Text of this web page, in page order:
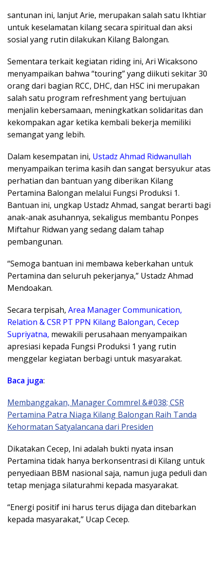
santunan ini, lanjut Arie, merupakan salah satu Ikhtiar
untuk keselamatan kilang secara spiritual dan aksi
sosial yang rutin dilakukan Kilang Balongan.
Sementara terkait kegiatan riding ini, Ari Wicaksono
menyampaikan bahwa “touring” yang diikuti sekitar 30
orang dari bagian RCC, DHC, dan HSC ini merupakan
salah satu program refreshment yang bertujuan
menjalin kebersamaan, meningkatkan solidaritas dan
kekompakan agar ketika kembali bekerja memiliki
semangat yang lebih.
Dalam kesempatan ini, Ustadz Ahmad Ridwanullah
menyampaikan terima kasih dan sangat bersyukur atas
perhatian dan bantuan yang diberikan Kilang
Pertamina Balongan melalui Fungsi Produksi 1.
Bantuan ini, ungkap Ustadz Ahmad, sangat berarti bagi
anak-anak asuhannya, sekaligus membantu Ponpes
Miftahur Ridwan yang sedang dalam tahap
pembangunan.
“Semoga bantuan ini membawa keberkahan untuk
Pertamina dan seluruh pekerjanya,” Ustadz Ahmad
Mendoakan.
Secara terpisah, Area Manager Communication,
Relation & CSR PT PPN Kilang Balongan, Cecep
Supriyatna, mewakili perusahaan menyampaikan
apresiasi kepada Fungsi Produksi 1 yang rutin
menggelar kegiatan berbagi untuk masyarakat.
Baca juga:
Membanggakan, Manager Commrel &#038; CSR
Pertamina Patra Niaga Kilang Balongan Raih Tanda
Kehormatan Satyalancana dari Presiden
Dikatakan Cecep, Ini adalah bukti nyata insan
Pertamina tidak hanya berkonsentrasi di Kilang untuk
penyediaan BBM nasional saja, namun juga peduli dan
tetap menjaga silaturahmi kepada masyarakat.
“Energi positif ini harus terus dijaga dan ditebarkan
kepada masyarakat,” Ucap Cecep.